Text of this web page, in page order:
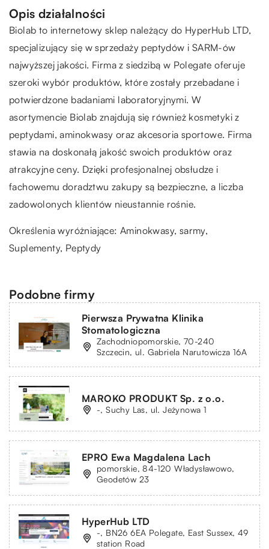
Opis działalności
Biolab to internetowy sklep należący do HyperHub LTD,
specjalizujący się w sprzedaży peptydów i SARM-ów
najwyższej jakości. Firma z siedzibą w Polegate oferuje
szeroki wybór produktów, które zostały przebadane i
potwierdzone badaniami laboratoryjnymi. W
asortymencie Biolab znajdują się również kosmetyki z
peptydami, aminokwasy oraz akcesoria sportowe. Firma
stawia na doskonałą jakość swoich produktów oraz
atrakcyjne ceny. Dzięki profesjonalnej obsłudze i
fachowemu doradztwu zakupy są bezpieczne, a liczba
zadowolonych klientów nieustannie rośnie.
Określenia wyróżniające: Aminokwasy, sarmy,
Suplementy, Peptydy
Podobne firmy
Pierwsza Prywatna Klinika
Stomatologiczna
Zachodniopomorskie, 70-240
Szczecin, ul. Gabriela Narutowicza 16A
MAROKO PRODUKT Sp. z o.o.
-, Suchy Las, ul. Jeżynowa 1
EPRO Ewa Magdalena Lach
pomorskie, 84-120 Władysławowo,
Geodetów 23
HyperHub LTD
-, BN26 6EA Polegate, East Sussex, 49
station Road